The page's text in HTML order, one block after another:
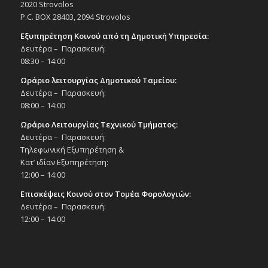
15
Θεατρική παράσταση «Παίρνοντας θέση»,
15/6/25
Εκδηλώσεις στο Δημοτικό Θέατρο
Δημοτικό Θέατρο Στροβόλου
ΙΟΥΝ
15
«Παίρνοντας Θέση» του Ρόναλντ
Δήμου Στροβόλου,15/6/25
19:30
Εκδηλώσεις στο Δημοτικό Θέατρο
Δημοτικό Θέατρο Στροβόλου
ΙΟΥΝ
16
Διάλεξη «Πολιτική Αγωγή: Δικαιώματα
και Υποχρεώσεις του Πολίτη» στο πλαίσιο
της δράσης «Πολίτες εν γνώσει: Powered
2020 Strovolos
P.C. BOX 28403, 2094 Strovolos
Εξυπηρέτηση Κοινού από τη Δημοτική Υπηρεσία:
Δευτέρα – Παρασκευή:
08:30 – 14:00
Ωράριο λειτουργίας Δημοτικού Ταμείου:
Δευτέρα – Παρασκευή:
08:00 – 14:00
Ωράριο Λειτουργίας Τεχνικού Τμήματος:
Δευτέρα – Παρασκευή:
Τηλεφωνική Εξυπηρέτηση &
Κατ’ ιδίαν Εξυπηρέτηση:
12:00 – 14:00
Επισκέψεις Κοινού στον Τομέα Φορολογιών:
Δευτέρα – Παρασκευή:
12:00 – 14:00